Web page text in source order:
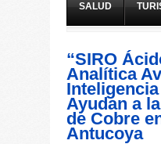
SALUD
“SIRO
Analítica
Ayudan a
de Cobre
Antucoya